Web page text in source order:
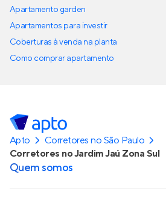
Apartamento garden
Apartamentos para investir
Coberturas à venda na planta
Como comprar apartamento
Apto
Corretores no São Paulo
Corretores no Jardim Jaú Zona Sul
Quem somos